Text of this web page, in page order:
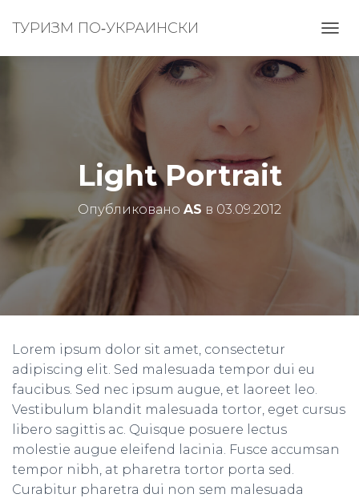
ТУРИЗМ ПО‑УКРАИНСКИ
Е
Р
И
И
И
Light Portrait
Опубликовано AS в 03.09.2012
Lorem ipsum dolor sit amet, consectetur
adipiscing elit. Sed malesuada tempor dui eu
faucibus. Sed nec ipsum augue, et laoreet leo.
Vestibulum blandit malesuada tortor, eget cursus
libero sagittis ac. Quisque posuere lectus
molestie augue eleifend lacinia. Fusce accumsan
tempor nibh, at pharetra tortor porta sed.
Curabitur pharetra dui non sem malesuada